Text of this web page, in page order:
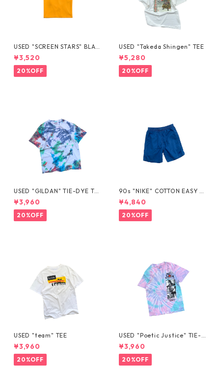
USED "SCREEN STARS" BLAN
K TEE
¥3,520
20%OFF
USED "Takeda Shingen" TEE
¥5,280
20%OFF
USED "GILDAN" TIE-DYE TE
E
¥3,960
20%OFF
90s "NIKE" COTTON EASY S
HORTS
¥4,840
20%OFF
USED "team" TEE
¥3,960
20%OFF
USED "Poetic Justice" TIE-D
YE TEE
¥3,960
20%OFF